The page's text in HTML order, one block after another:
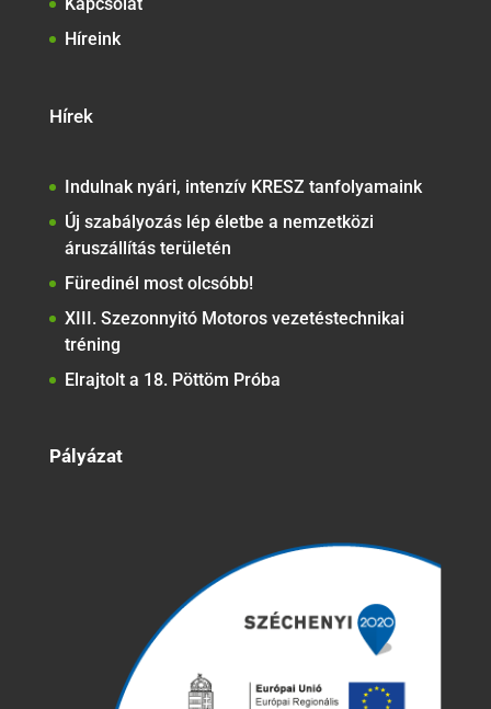
Kapcsolat
Híreink
Hírek
Indulnak nyári, intenzív KRESZ tanfolyamaink
Új szabályozás lép életbe a nemzetközi
áruszállítás területén
Füredinél most olcsóbb!
XIII. Szezonnyitó Motoros vezetéstechnikai
tréning
Elrajtolt a 18. Pöttöm Próba
Pályázat